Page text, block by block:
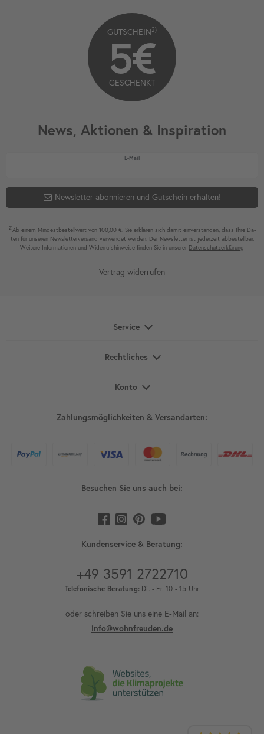
News, Aktionen & Inspiration
E-MailNewsletter Honig
Newsletter abonnieren und Gutschein erhalten!
2)Ab einem Mindest­bestell­wert von 100,00 €. Sie erklären sich damit ein­ver­standen, dass Ihre Da­
ten für unseren News­letter­versand ver­wen­det werden. Der News­letter ist jeder­zeit ab­bestel­lbar.
Weitere Infor­mationen und Wider­rufshin­weise finden Sie in unserer Daten­schutz­erklärung
GUTSCHEIN2)
5€
GESCHENKT
Vertrag widerrufen
Service
Rechtliches
Konto
Zahlungsmöglichkeiten & Versandarten:
Besuchen Sie uns auch bei:
Kundenservice & Beratung:
+49 3591 2722710
Telefonische Beratung: Di. - Fr. 10 - 15 Uhr
oder schreiben Sie uns eine E-Mail an:
info@wohnfreuden.de